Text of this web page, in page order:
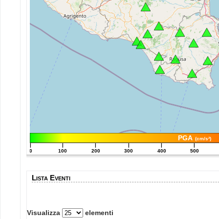
PGA (cm/s²)
|
0
|
100
|
200
|
300
|
400
|
500
Lista Eventi
Visualizza
elementi